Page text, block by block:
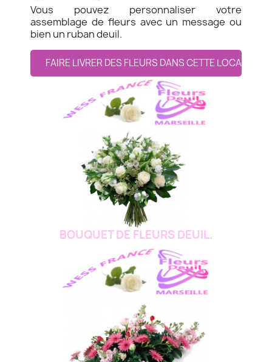
Vous pouvez personnaliser votre
assemblage de fleurs avec un message ou
bien un ruban deuil.
FAIRE LIVRER DES FLEURS DANS CETTE LOCALITE
BOUQUET DE FLEURS DEUIL.